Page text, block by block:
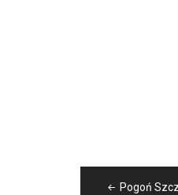
Pogoń